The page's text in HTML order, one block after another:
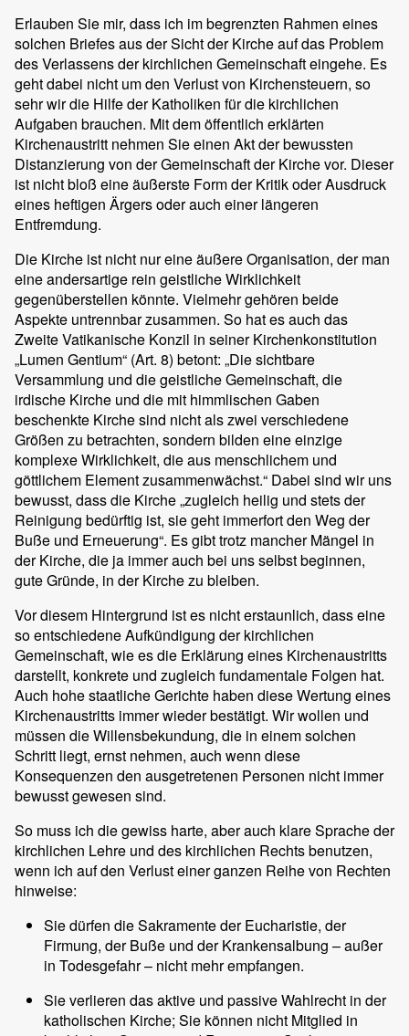
Erlauben Sie mir, dass ich im begrenzten Rahmen eines
solchen Briefes aus der Sicht der Kirche auf das Problem
des Verlassens der kirchlichen Gemeinschaft eingehe. Es
geht dabei nicht um den Verlust von Kirchensteuern, so
sehr wir die Hilfe der Katholiken für die kirchlichen
Aufgaben brauchen. Mit dem öffentlich erklärten
Kirchenaustritt nehmen Sie einen Akt der bewussten
Distanzierung von der Gemeinschaft der Kirche vor. Dieser
ist nicht bloß eine äußerste Form der Kritik oder Ausdruck
eines heftigen Ärgers oder auch einer längeren
Entfremdung.
Die Kirche ist nicht nur eine äußere Organisation, der man
eine andersartige rein geistliche Wirklichkeit
gegenüberstellen könnte. Vielmehr gehören beide
Aspekte untrennbar zusammen. So hat es auch das
Zweite Vatikanische Konzil in seiner Kirchenkonstitution
„Lumen Gentium“ (Art. 8) betont: „Die sichtbare
Versammlung und die geistliche Gemeinschaft, die
irdische Kirche und die mit himmlischen Gaben
beschenkte Kirche sind nicht als zwei verschiedene
Größen zu betrachten, sondern bilden eine einzige
komplexe Wirklichkeit, die aus menschlichem und
göttlichem Element zusammenwächst.“ Dabei sind wir uns
bewusst, dass die Kirche „zugleich heilig und stets der
Reinigung bedürftig ist, sie geht immerfort den Weg der
Buße und Erneuerung“. Es gibt trotz mancher Mängel in
der Kirche, die ja immer auch bei uns selbst beginnen,
gute Gründe, in der Kirche zu bleiben.
Vor diesem Hintergrund ist es nicht erstaunlich, dass eine
so entschiedene Aufkündigung der kirchlichen
Gemeinschaft, wie es die Erklärung eines Kirchenaustritts
darstellt, konkrete und zugleich fundamentale Folgen hat.
Auch hohe staatliche Gerichte haben diese Wertung eines
Kirchenaustritts immer wieder bestätigt. Wir wollen und
müssen die Willensbekundung, die in einem solchen
Schritt liegt, ernst nehmen, auch wenn diese
Konsequenzen den ausgetretenen Personen nicht immer
bewusst gewesen sind.
So muss ich die gewiss harte, aber auch klare Sprache der
kirchlichen Lehre und des kirchlichen Rechts benutzen,
wenn ich auf den Verlust einer ganzen Reihe von Rechten
hinweise:
Sie dürfen die Sakramente der Eucharistie, der
Firmung, der Buße und der Krankensalbung – außer
in Todesgefahr – nicht mehr empfangen.
Sie verlieren das aktive und passive Wahlrecht in der
katholischen Kirche; Sie können nicht Mitglied in